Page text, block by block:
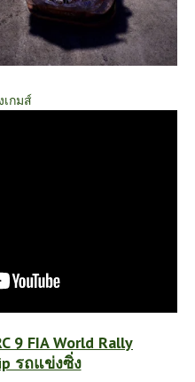
เกมส์
9 FIA World Rally
รถแข่งซิ่ง